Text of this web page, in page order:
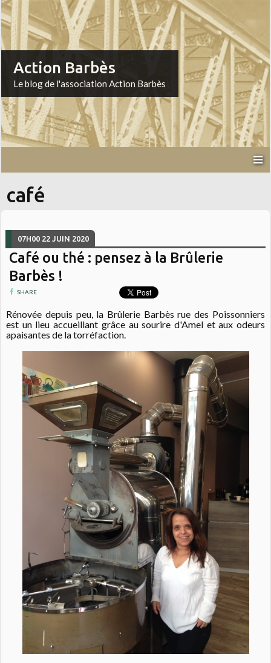
Action Barbès
Le blog de l'association Action Barbès
café
07H00 22 JUIN 2020
Café ou thé : pensez à la Brûlerie
Barbès !
SHARE
Rénovée depuis peu, la Brûlerie Barbès rue des Poissonniers
est un lieu accueillant grâce au sourire d'Amel et aux odeurs
apaisantes de la torréfaction.